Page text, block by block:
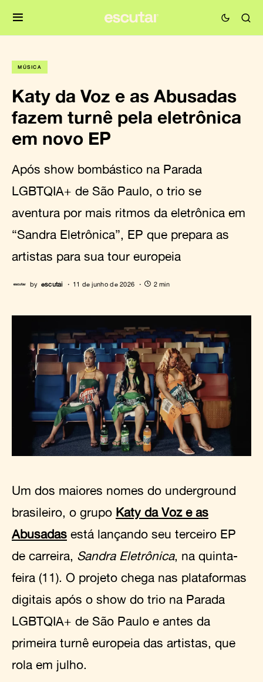
MÚSICA
Katy da Voz e as Abusadas
fazem turnê pela eletrônica
em novo EP
Após show bombástico na Parada
LGBTQIA+ de São Paulo, o trio se
aventura por mais ritmos da eletrônica em
“Sandra Eletrônica”, EP que prepara as
artistas para sua tour europeia
by escutai 11 de junho de 2026 2 min
Um dos maiores nomes do underground
brasileiro, o grupo Katy da Voz e as
Abusadas está lançando seu terceiro EP
de carreira, Sandra Eletrônica, na quinta-
feira (11). O projeto chega nas plataformas
digitais após o show do trio na Parada
LGBTQIA+ de São Paulo e antes da
primeira turnê europeia das artistas, que
rola em julho.